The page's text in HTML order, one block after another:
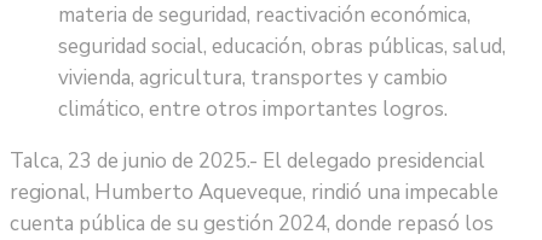
materia de seguridad, reactivación económica,
seguridad social, educación, obras públicas, salud,
vivienda, agricultura, transportes y cambio
climático, entre otros importantes logros.
Talca, 23 de junio de 2025.- El delegado presidencial
regional, Humberto Aqueveque, rindió una impecable
cuenta pública de su gestión 2024, donde repasó los